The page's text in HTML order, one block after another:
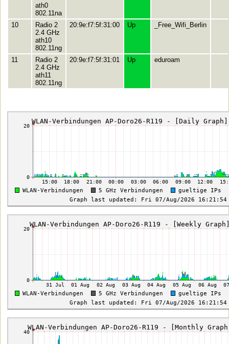
ath0
802.11na
10
Radio 2
2.4 GHz
ath10
802.11ng
20:9e:f7:5f:31:00 Up _Free_Wifi_Berlin
11
Radio 2
2.4 GHz
ath11
802.11ng
20:9e:f7:5f:31:01 Up eduroam